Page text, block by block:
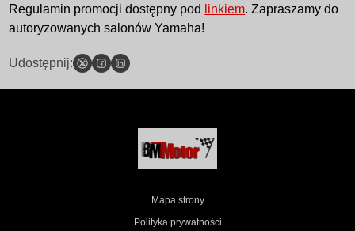
Regulamin promocji dostępny pod linkiem. Zapraszamy do
autoryzowanych salonów Yamaha!
Udostępnij:
Mapa strony
Polityka prywatności